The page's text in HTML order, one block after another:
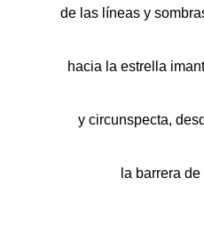
de las líneas y
hacia la estrella
y circunspecta,
la barrera